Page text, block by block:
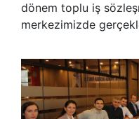
dönem toplu iş
merkezimizde